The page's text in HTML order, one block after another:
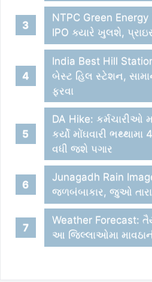
NTPC Green Energy
IPO ક્યારે ખુલશે,
India Best Hill
બેસ્ટ હિલ સ્ટેશન,
ફરવા
DA Hike: કર્મચારીઓ
કર્યો મોંઘવારી
વધી જશે પગાર
Junagadh Rain
જળબંબાકાર, જુઓ
Weather Forecast:
આ જિલ્લાઓમા